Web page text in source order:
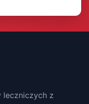
leczniczych z